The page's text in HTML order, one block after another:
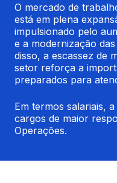
O mercado de
está em plena
impulsionado pelo
e a modernização
disso, a escassez de
setor reforça a
preparados para
Em termos salariais,
cargos de maior
Operações.